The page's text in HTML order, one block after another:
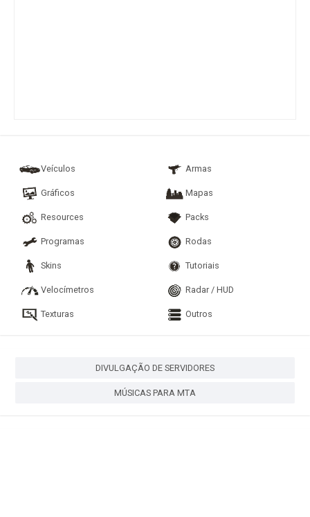
Veículos Armas
Gráficos Mapas
Resources Packs
Programas Rodas
Skins Tutoriais
Velocímetros Radar / HUD
Texturas Outros
DIVULGAÇÃO DE SERVIDORES
MÚSICAS PARA MTA